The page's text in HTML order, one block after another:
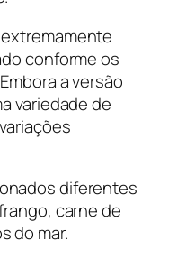
conforme os
a versão
variedade de
diferentes
carne de
do mar.